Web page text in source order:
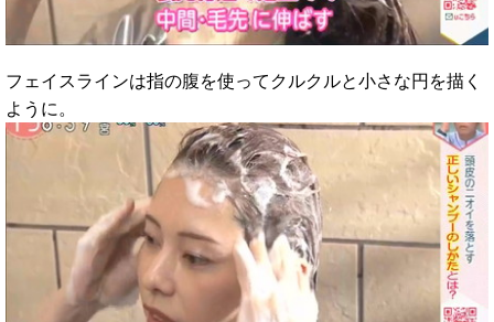
フェイスラインは指の腹を使ってクルクルと小さな円を描く
ように。